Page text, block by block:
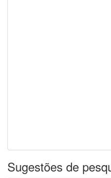
Sugestões de